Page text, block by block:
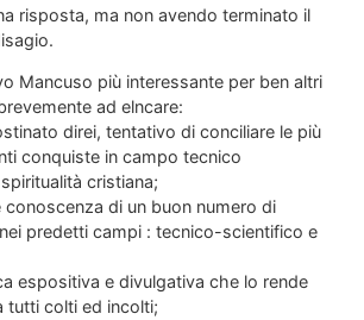
risposta, ma non avendo terminato il
Mancuso più interessante per ben altri
ad elncare:
direi, tentativo di conciliare le più
conquiste in campo tecnico
cristiana;
conoscenza di un buon numero di
predetti campi : tecnico-scientifico e
espositiva e divulgativa che lo rende
tutti colti ed incolti;